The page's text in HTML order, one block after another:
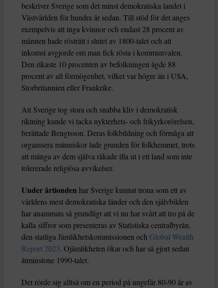
beskriver Sverige som det minst demokratiska landet i
Västvärlden för hundra år sedan. Till stöd för det anges
exempelvis att inga kvinnor och endast 28 procent av
männen hade rösträtt i slutet av 1800-talet och att
inkomst avgjorde om man fick rösta i kommunvalen.
Den rikaste 10 procenten av befolkningen ägde 88
procent av all förmögenhet, vilket var högre än i USA,
Storbritannien eller Frankrike.
Att Sverige tog stora och snabba kliv i demokratisk
riktning kunde vi tacka nykterhets- och frikyrkorörelsen,
berättade Bengtsson. Deras folkbildning och förmåga att
organisera människor lade grunden för folkhemmet, trots
att många av dem själva råkade illa ut i ett land som inte
tolererade religiösa avvikelser.
Under årtionden har Sverige kunnat trona som ett av
världens mest demokratiska länder och den självbilden
har anammats så grundligt att vi nu har svårt att tro på de
kalla siffror som presenteras av Statistiska centralbyrån,
den statliga Jämlikhetskommissionen och Global Wealth
Report 2023. Ojämlikheten ökar och har så gjort sedan
åtminstone 1990-talet.
Det rörde sig alltså om en period på ungefär 80-90 år av